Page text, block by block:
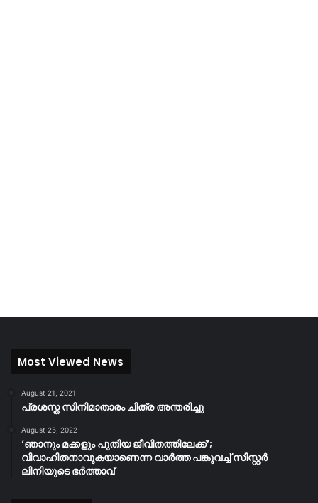
Most Viewed News
August 21, 2021
പ്രശസ്ത സിനിമാതാരം ചിത്ര അന്തരിച്ചു
August 25, 2022
‘ഞാനും മക്കളും പുതിയ ജീവിതത്തിലേക്ക്’;
വിവാഹിതനാവുകയാണെന്ന വാർത്ത പങ്കുവച്ച് സിസ്റ്റർ
ലിനിയുടെ ഭർത്താവ്